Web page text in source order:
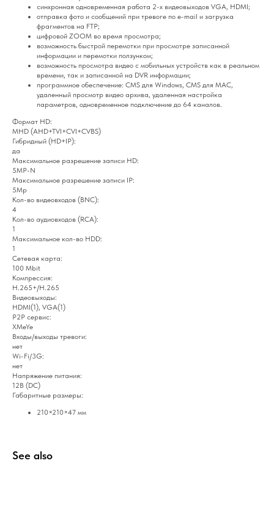
синхронная одновременная работа 2-х видеовыходов VGA, HDMI;
отправка фото и сообщений при тревоге по e-mail и загрузка
фрагментов на FTP;
цифровой ZOOM во время просмотра;
возможность быстрой перемотки при просмотре записанной
информации и перемотки ползунком;
возможность просмотра видео с мобильных устройств как в реальном
времени, так и записанной на DVR информации;
программное обеспечение: CMS для Windows, CMS для MAC,
удаленный просмотр видео архива, удаленная настройка
параметров, одновременное подключение до 64 каналов.
Формат HD:
MHD (AHD+TVI+CVI+CVBS)
Гибридный (HD+IP):
да
Максимальное разрешение записи HD:
5MP-N
Максимальное разрешение записи IP:
5Mp
Кол-во видеовходов (BNC):
4
Кол-во аудиовходов (RCA):
1
Максимальное кол-во HDD:
1
Сетевая карта:
100 Mbit
Компрессия:
H.265+/H.265
Видеовыходы:
HDMI(1), VGA(1)
P2P сервис:
XMeYe
Входы/выходы тревоги:
нет
Wi-Fi/3G:
нет
Напряжение питания:
12В (DC)
Габаритные размеры:
210×210×47 мм
See also